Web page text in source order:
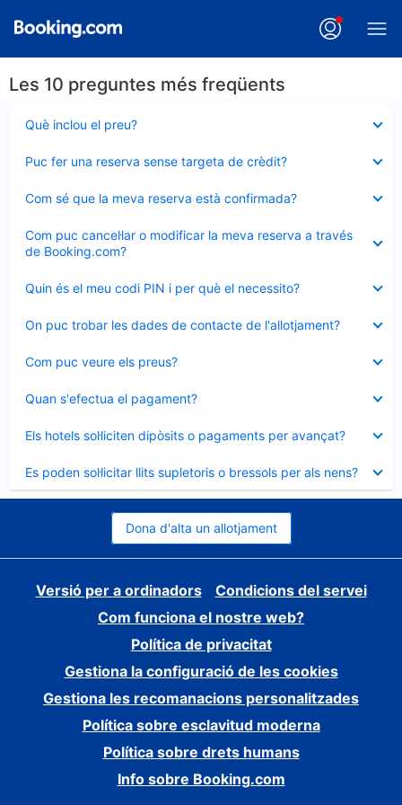
Les 10 preguntes més freqüents
Què inclou el preu?
tancat
Puc fer una reserva sense targeta de crèdit?
tancat
Com sé que la meva reserva està confirmada?
tancat
Com puc cancel·lar o modificar la meva reserva a través
de Booking.com?
tancat
Quin és el meu codi PIN i per què el necessito?
tancat
On puc trobar les dades de contacte de l'allotjament?
tancat
Com puc veure els preus?
tancat
Quan s'efectua el pagament?
tancat
Els hotels sol·liciten dipòsits o pagaments per avançat?
tancat
Es poden sol·licitar llits supletoris o bressols per als nens?
tancat
Dona d'alta un allotjament
Versió per a ordinadors
Condicions del servei
Com funciona el nostre web?
Política de privacitat
Gestiona la configuració de les cookies
Gestiona les recomanacions personalitzades
Política sobre esclavitud moderna
Política sobre drets humans
Info sobre Booking.com